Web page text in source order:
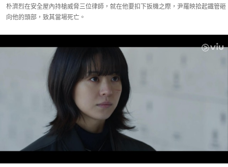
朴濟烈在安全屋內持槍威脅三位律師，就在他要扣下扳機之際，尹羅映拾起鐵管砸
向他的頭部，致其當場死亡。